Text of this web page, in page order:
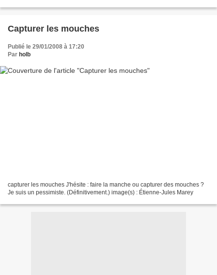
Capturer les mouches
Publié le 29/01/2008 à 17:20
Par holb
capturer les mouches J'hésite : faire la manche ou capturer des mouches ?
Je suis un pessimiste. (Définitivement.) image(s) : Étienne-Jules Marey